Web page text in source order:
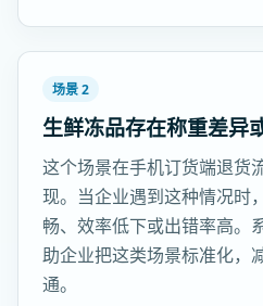
场景 2
生鲜冻品存在称重差异
这个场景在手机订货端退货
现。当企业遇到这种情况时
畅、效率低下或出错率高。
助企业把这类场景标准化，
通。